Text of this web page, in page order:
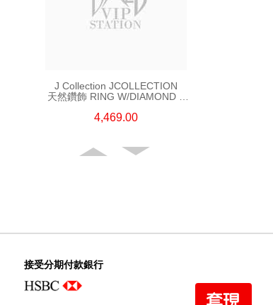
J Collection JCOLLECTION
天然鑽飾 RING W/DIAMOND 5
CT18KR 2.62 GM (EUR 55)
4,469.00
接受分期付款銀行